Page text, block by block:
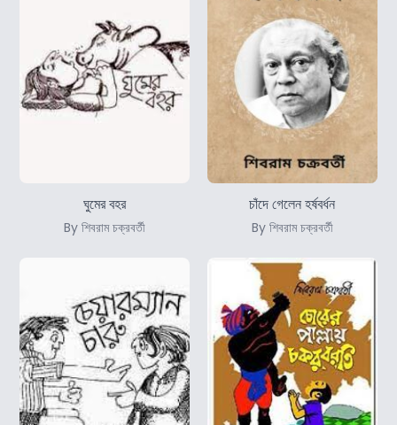
ঘুমের বহর
By শিবরাম চক্রবর্তী
চাঁদে গেলেন হর্ষবর্ধন
By শিবরাম চক্রবর্তী